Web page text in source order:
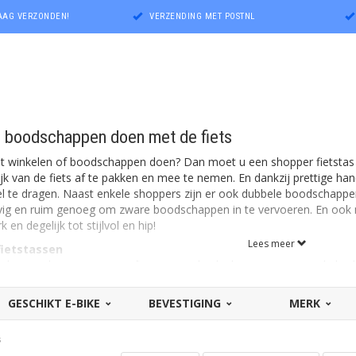
VERZONDEN! VERZENDING MET POSTNL
doen met de fiets
of boodschappen doen? Dan moet u een shopper
van de fiets af te pakken en mee te nemen. En dankzij prettige
dragen. Naast enkele shoppers zijn er ook dubbele
en ruim genoeg om zware boodschappen in te vervoeren. En
en degelijk tot stijlvol en hip!
effen kleuren – vaak zwart of grijs – zijn deze enkele en dubbele
zijn ook verkrijgbaar met afgeschuinde zijkanten, zodat u
Lees meer
GESCHIKT E-BIKE BEVESTIGING MERK